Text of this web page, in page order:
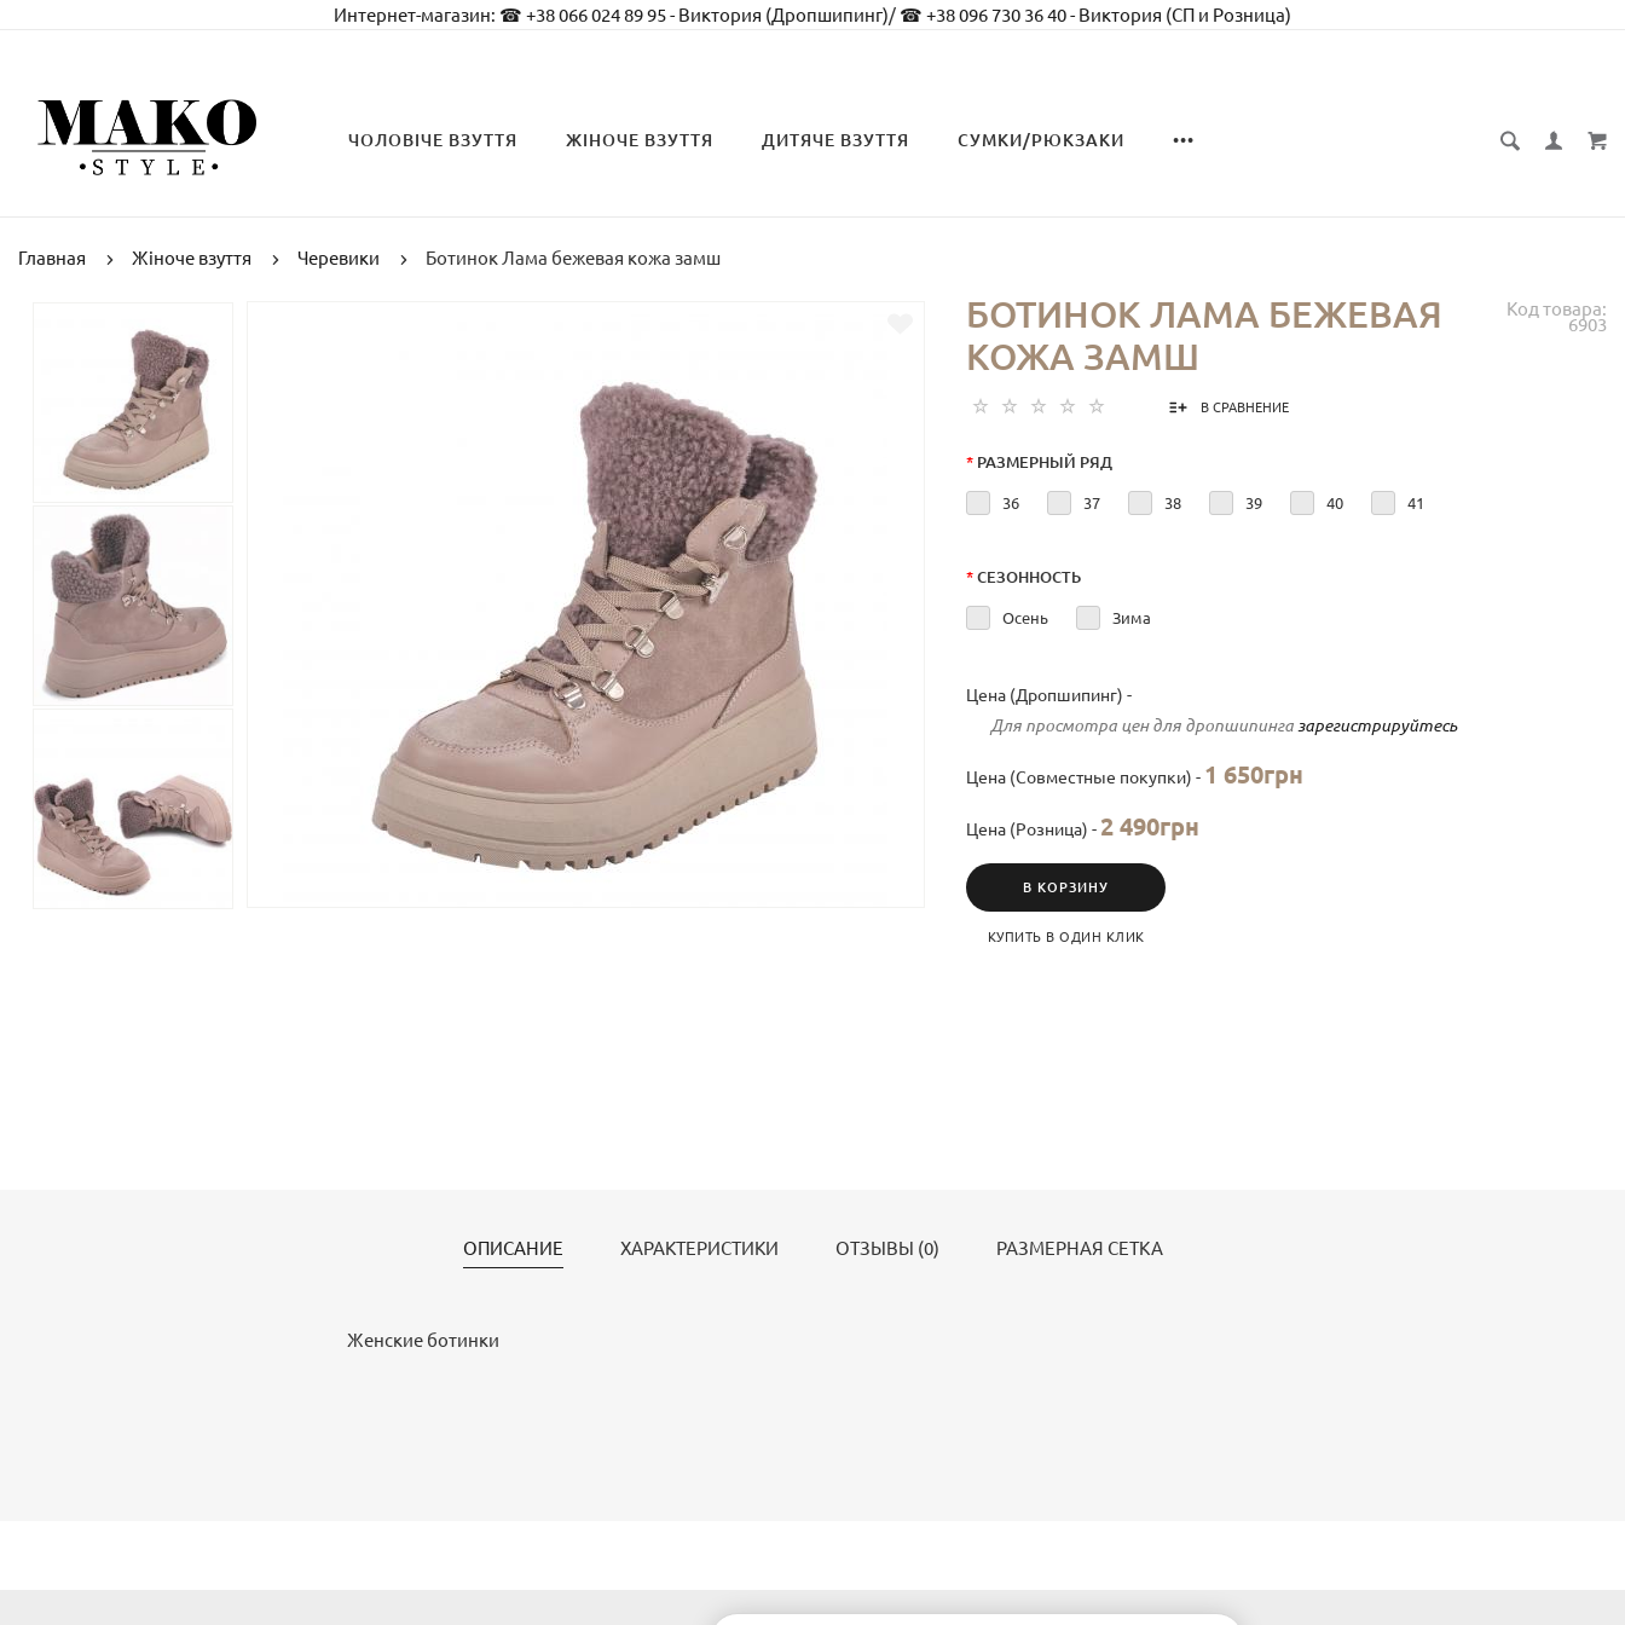
Интернет-магазин: ☎ +38 066 024 89 95 - Виктория (Дропшипинг)/ ☎ +38 096 730 36 40 - Виктория (СП и Розница)
ЧОЛОВІЧЕ ВЗУТТЯ ЖІНОЧЕ ВЗУТТЯ ДИТЯЧЕ ВЗУТТЯ СУМКИ/РЮКЗАКИ •••
Главная Жіноче взуття Черевики Ботинок Лама бежевая кожа замш
Код товара:
6903
БОТИНОК ЛАМА БЕЖЕВАЯ
КОЖА ЗАМШ
В СРАВНЕНИЕ
* РАЗМЕРНЫЙ РЯД
36 37 38 39 40 41
* СЕЗОННОСТЬ
Осень Зима
Цена (Дропшипинг) -
Для просмотра цен для дропшипинга зарегистрируйтесь
Цена (Совместные покупки) - 1 650грн
Цена (Розница) - 2 490грн
В КОРЗИНУ
КУПИТЬ В ОДИН КЛИК
ОПИСАНИЕ ХАРАКТЕРИСТИКИ ОТЗЫВЫ (0) РАЗМЕРНАЯ СЕТКА
Женские ботинки